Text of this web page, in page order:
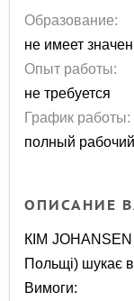
Образование:
не имеет
Опыт работы:
не требуется
График работы:
полный
ОПИСАНИЕ
КIM
Польщі) шукає
Вимоги: